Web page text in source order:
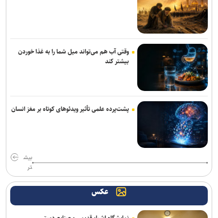
جلسات صحن علنی مجلس هفته آینده برگزار می‌شود
بیانیۀ خانواده شهید لاریجانی دربارۀ گمانه‌زنی‌های رسانه‌ای
هلاکت اعضای یک تیم تروریستی در سیستان‌وبلوچستان
شدند
سردار موسوی: بسیجیان دریا دل کاشان به وجود شما مباهات می‌کنیم
گاردین: ترامپ هیچ ایده‌ای برای پایان دادن به جنگ شکست‌خورده علیه
ایران ندارد
واشنگتن‌پست: نارضایتی ترامپ از وزیر جنگ آمریکا افزایش یافته است
جی‌دی ونس: ایرانی‌ها مذاکره‌کنندگان سرسختی هستند
است
وقتی آب هم می‌تواند میل شما را به غذا خوردن
بیشتر کند
پشت‌پرده علمی تأثیر ویدئو‌های کوتاه بر مغز انسان
بیش
تر
عکس